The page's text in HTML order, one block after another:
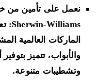
نعمل على تأمين من
الماركات العالمية
والأبواب، تتميز بتوفير
وتشطيبات متنوعة.